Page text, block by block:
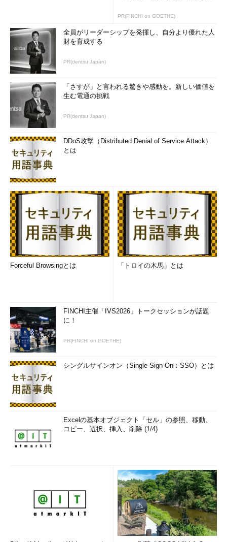
PR(FINCHI on GOETHE)
全員がリーダーシップを発揮し、自分より優れた人
財を育成する
PR(dentsu Japan)
「さすが」と言われる驚きや感動を。新しい価値を
生む電通の挑戦
PR(dentsu Japan)
DDoS攻撃（Distributed Denial of Service Attack）
とは
Forceful Browsingとは 「トロイの木馬」とは
FINCHI主催「IVS2026」トークセッションが話題
に！
PR(FINCHI on GOETHE)
シングルサインオン（Single Sign-On：SSO）とは
Excelの基本オブジェクト「セル」の参照、移動、
コピー、選択、挿入、削除 (1/4)